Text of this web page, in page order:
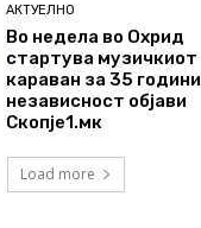
АКТУЕЛНО
Во недела во Охрид
стартува музичкиот
караван за 35 години
независност објави
Скопје1.мк
Load more